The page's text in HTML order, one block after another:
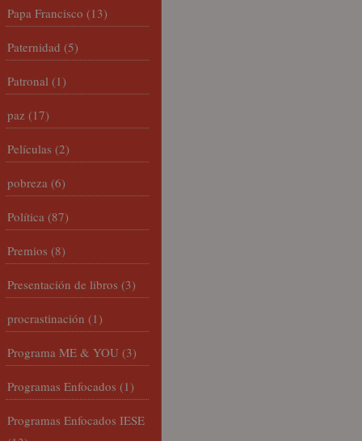
Papa Francisco (13)
Paternidad (5)
Patronal (1)
paz (17)
Películas (2)
pobreza (6)
Política (87)
Premios (8)
Presentación de libros (3)
procrastinación (1)
Programa ME & YOU (3)
Programas Enfocados (1)
Programas Enfocados IESE